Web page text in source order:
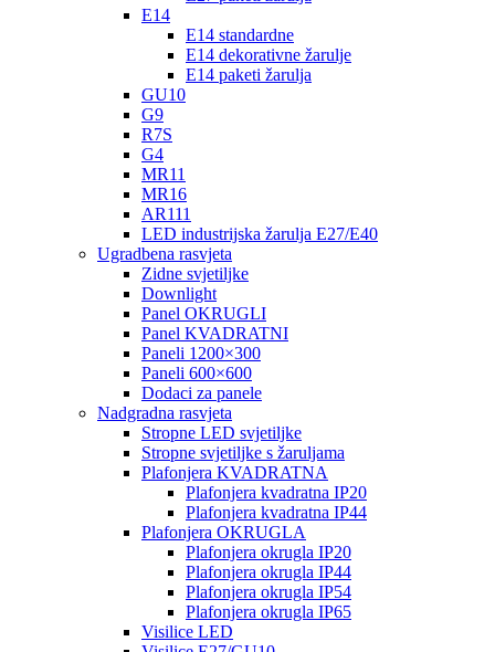
E14
E14 standardne
E14 dekorativne žarulje
E14 paketi žarulja
GU10
G9
R7S
G4
MR11
MR16
AR111
LED industrijska žarulja E27/E40
Ugradbena rasvjeta
Zidne svjetiljke
Downlight
Panel OKRUGLI
Panel KVADRATNI
Paneli 1200×300
Paneli 600×600
Dodaci za panele
Nadgradna rasvjeta
Stropne LED svjetiljke
Stropne svjetiljke s žaruljama
Plafonjera KVADRATNA
Plafonjera kvadratna IP20
Plafonjera kvadratna IP44
Plafonjera OKRUGLA
Plafonjera okrugla IP20
Plafonjera okrugla IP44
Plafonjera okrugla IP54
Plafonjera okrugla IP65
Visilice LED